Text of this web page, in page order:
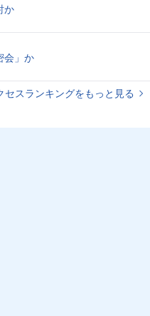
か
会」か
セスランキングをもっと見る